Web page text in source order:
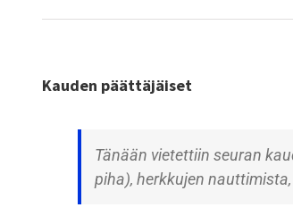
Kauden päättäjäiset
Tänään vietettiin seuran
piha), herkkujen